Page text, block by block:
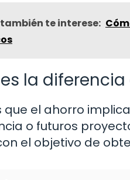
te interese:
la
que el ahorro
o futuros
el objetivo de